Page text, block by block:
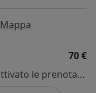
Mappa
70 €
Questo dottore non ha ancora attivato le prenotazioni online presso questo indirizzo.